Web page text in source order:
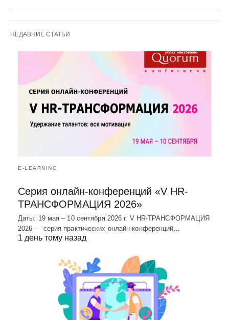
НЕДАВНИЕ СТАТЬИ
E-LEARNING
Серия онлайн-конференций «V HR-
ТРАНСФОРМАЦИЯ 2026»
Даты: 19 мая – 10 сентября 2026 г. V HR-ТРАНСФОРМАЦИЯ
2026 — серия практических онлайн-конференций…
1 день тому назад